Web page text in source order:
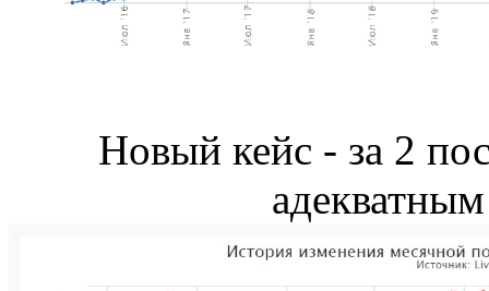
Новый кейс - за 2